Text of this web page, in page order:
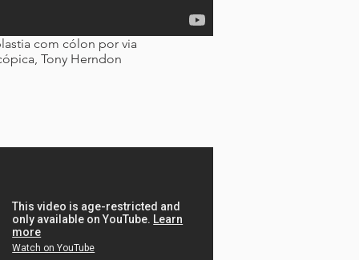
com cólon por via
Tony Herndon